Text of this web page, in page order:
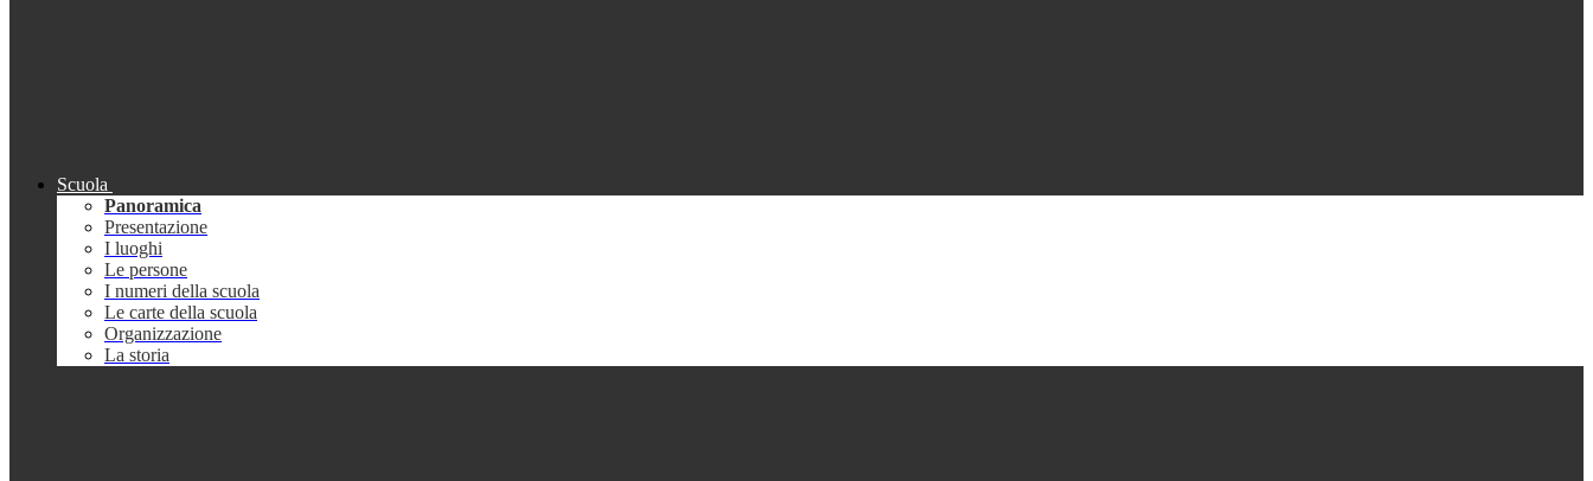
Scuola
Panoramica
Presentazione
I luoghi
Le persone
I numeri della scuola
Le carte della scuola
Organizzazione
La storia